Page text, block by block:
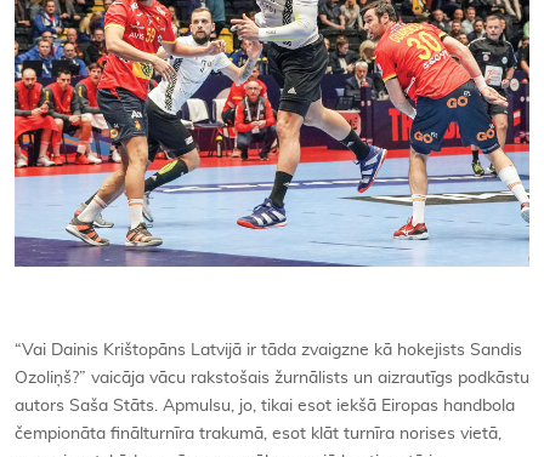
“Vai Dainis Krištopāns Latvijā ir tāda zvaigzne kā hokejists Sandis
Ozoliņš?” vaicāja vācu rakstošais žurnālists un aizrautīgs podkāstu
autors Saša Stāts. Apmulsu, jo, tikai esot iekšā Eiropas handbola
čempionāta finālturnīra trakumā, esot klāt turnīra norises vietā,